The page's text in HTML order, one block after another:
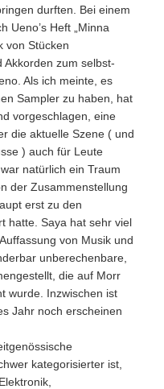
durften. Bei einem
Ueno’s Heft „Minna
von Stücken
Akkorden zum selbst-
Als ich meinte, es
Sampler zu haben, hat
vorgeschlagen, eine
die aktuelle Szene ( und
) auch für Leute
natürlich ein Traum
der Zusammenstellung
erst zu den
hatte. Saya hat sehr viel
von Musik und
unberechenbare,
die auf Morr
wurde. Inzwischen ist
Jahr noch erscheinen
kategorisierter ist,